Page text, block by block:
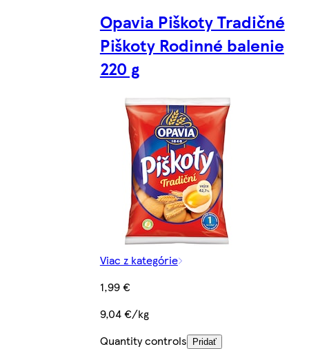
Opavia Piškoty Tradičné
Piškoty Rodinné balenie
220 g
Viac z kategórie
1,99 €
9,04 €/kg
Quantity controls
Pridať